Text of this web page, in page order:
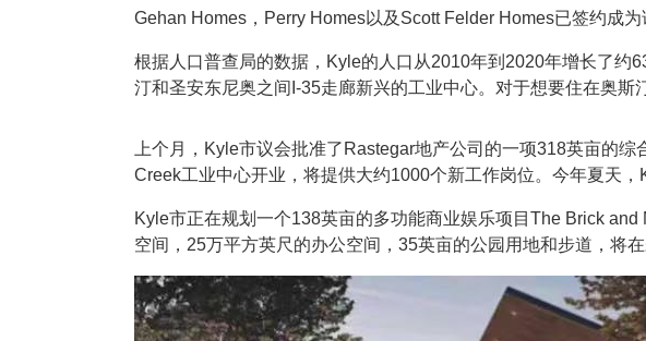
Gehan Homes，Perry Homes以及Scott Felder Homes已签约成
根据人口普查局的数据，Kyle的人口从2010年到2020年增长了
汀和圣安东尼奥之间I-35走廊新兴的工业中心。对于想要住在奥
上个月，Kyle市议会批准了Rastegar地产公司的一项318英亩的
Creek工业中心开业，将提供大约1000个新工作岗位。今年夏天
Kyle市正在规划一个138英亩的多功能商业娱乐项目The Brick
空间，25万平方英尺的办公空间，35英亩的公园用地和步道，将